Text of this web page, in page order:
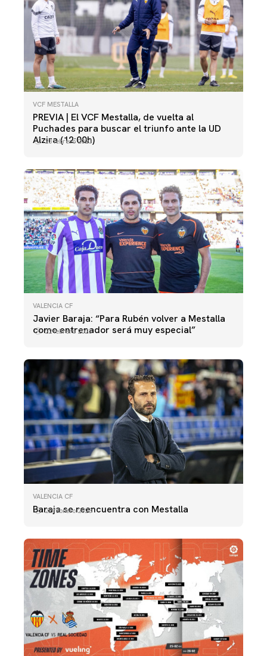
VCF MESTALLA
PREVIA | El VCF Mestalla, de vuelta al
Puchades para buscar el triunfo ante la UD
Alzira (12:00h)
23 febrero 2023
VALENCIA CF
Javier Baraja: “Para Rubén volver a Mestalla
como entrenador será muy especial”
22 febrero 2023
VALENCIA CF
Baraja se reencuentra con Mestalla
22 febrero 2023